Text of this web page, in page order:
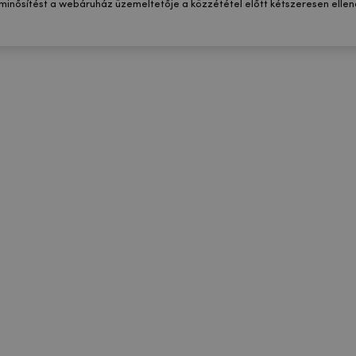
a webáruház üzemeltetője a közzététel előtt kétszeresen